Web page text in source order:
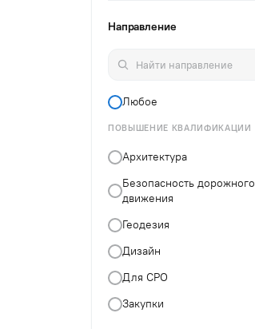
Направление
Любое
ПОВЫШЕНИЕ КВАЛИФИКАЦИИ
Архитектура
Безопасность дорожного
движения
Геодезия
Дизайн
Для СРО
Закупки